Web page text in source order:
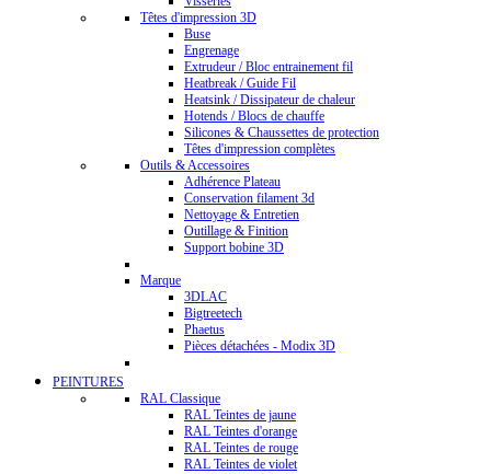
Têtes d'impression 3D
Buse
Engrenage
Extrudeur / Bloc entrainement fil
Heatbreak / Guide Fil
Heatsink / Dissipateur de chaleur
Hotends / Blocs de chauffe
Silicones & Chaussettes de protection
Têtes d'impression complètes
Outils & Accessoires
Adhérence Plateau
Conservation filament 3d
Nettoyage & Entretien
Outillage & Finition
Support bobine 3D
Marque
3DLAC
Bigtreetech
Phaetus
Pièces détachées - Modix 3D
PEINTURES
RAL Classique
RAL Teintes de jaune
RAL Teintes d'orange
RAL Teintes de rouge
RAL Teintes de violet